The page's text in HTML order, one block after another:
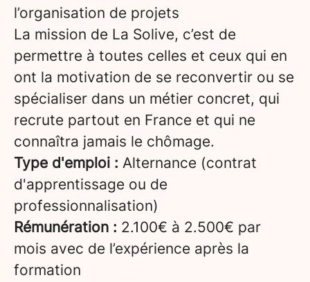
l’organisation de projets
La mission de La Solive, c’est de
permettre à toutes celles et ceux qui en
ont la motivation de se reconvertir ou se
spécialiser dans un métier concret, qui
recrute partout en France et qui ne
connaîtra jamais le chômage.
Type d'emploi : Alternance (contrat
d'apprentissage ou de
professionnalisation)
Rémunération : 2.100€ à 2.500€ par
mois avec de l’expérience après la
formation